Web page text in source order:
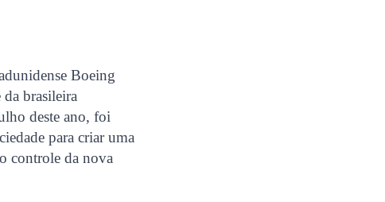
Boeing
da brasileira
deste ano, foi
para criar uma
controle da nova